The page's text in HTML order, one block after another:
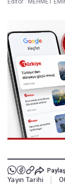
Editör : MEHMET
Paylaş
Yayın Tarihi